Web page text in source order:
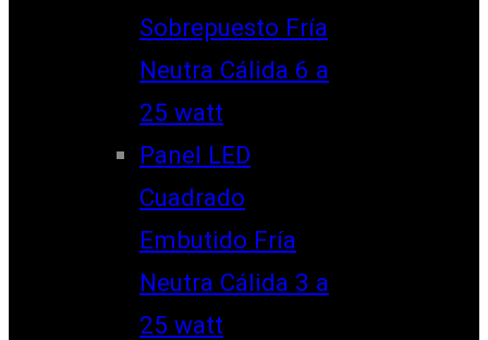
Sobrepuesto Fría
Neutra Cálida 6 a
25 watt
Panel LED
Cuadrado
Embutido Fría
Neutra Cálida 3 a
25 watt